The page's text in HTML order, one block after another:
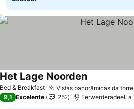
Bed & Breakfast Vistas panorâmicas da
Het Lage Noorden
9,1 Excelente 252 Ferwerderadeel, a